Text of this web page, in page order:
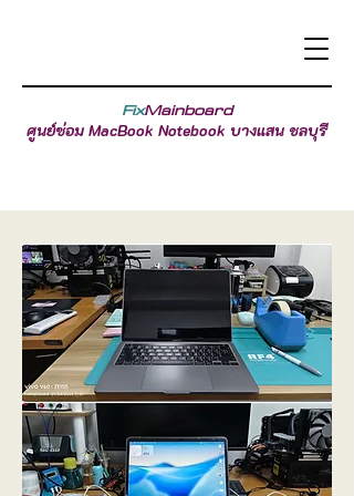
FixMainboard
ศูนย์ซ่อม MacBook Notebook บางแสน ชลบุรี